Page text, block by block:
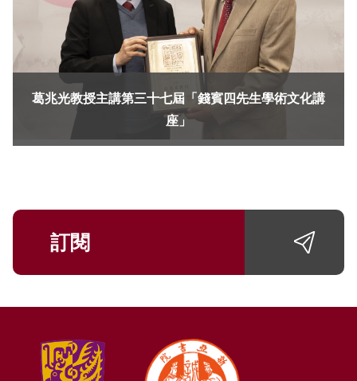
葛兆光教授主講第三十七屆「錢賓四先生學術文化講
座」
訂閱